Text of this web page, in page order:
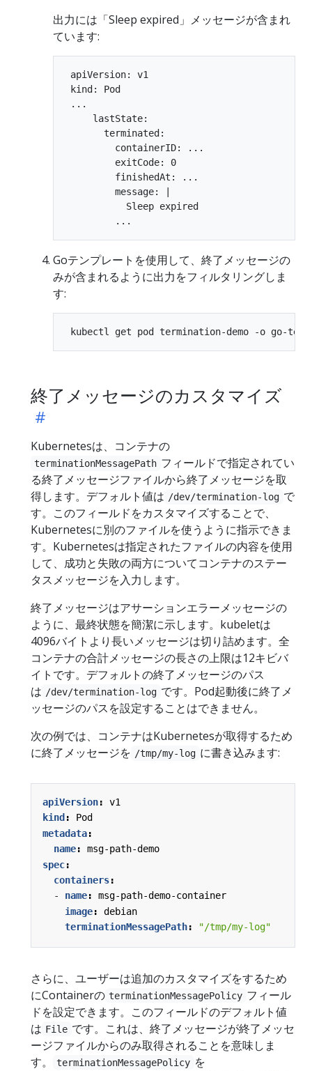
出力には「Sleep expired」メッセージが含まれ
ています:
apiVersion: v1
kind: Pod
...
     lastState:
       terminated:
         containerID: ...
         exitCode: 0
         finishedAt: ...
         message: |
           Sleep expired
Goテンプレートを使用して、終了メッセージの
みが含まれるように出力をフィルタリングしま
す:
終了メッセージのカスタマイズ
Kubernetesは、コンテナの
terminationMessagePath フィールドで指定されてい
る終了メッセージファイルから終了メッセージを取
得します。デフォルト値は /dev/termination-log で
す。このフィールドをカスタマイズすることで、
Kubernetesに別のファイルを使うように指示できま
す。Kubernetesは指定されたファイルの内容を使用
して、成功と失敗の両方についてコンテナのステー
タスメッセージを入力します。
終了メッセージはアサーションエラーメッセージの
ように、最終状態を簡潔に示します。kubeletは
4096バイトより長いメッセージは切り詰めます。全
コンテナの合計メッセージの長さの上限は12キビバ
イトです。デフォルトの終了メッセージのパス
は /dev/termination-log です。Pod起動後に終了メ
ッセージのパスを設定することはできません。
次の例では、コンテナはKubernetesが取得するため
に終了メッセージを /tmp/my-log に書き込みます:
apiVersion:
v1
kind :
Pod
metadata:
name:
msg-path-demo
spec:
containers:
- name:
msg-path-demo-container
image:
debian
terminationMessagePath: "/tmp/my-log"
さらに、ユーザーは追加のカスタマイズをするため
にContainerの terminationMessagePolicy フィール
ドを設定できます。このフィールドのデフォルト値
は File です。これは、終了メッセージが終了メッセ
ージファイルからのみ取得されることを意味しま
す。
terminationMessagePolicy を